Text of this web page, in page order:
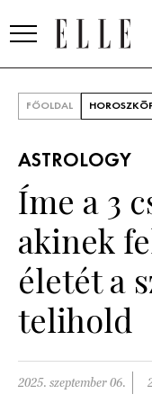
SZÉPSÉG
PSZICHÉ
PÁRKAPCSOLAT
FŐOLDAL
ASTROLOGY
Íme a 3
akinek
életét a
telihold
2025. szeptember 06.